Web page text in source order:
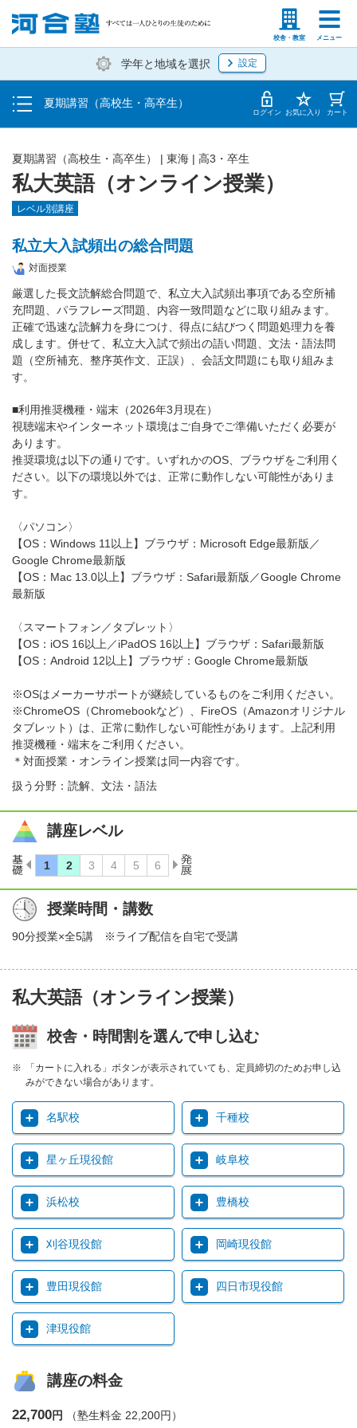
校舎・教室 メニュー
塾生の方 高等学校の先生
学年と地域を選択 設定
夏期講習（高校生・高卒生）
受講料・お申し込み方法
受講開始までの流れ
校舎・教室一覧 ログイン お気に入り カート
私大英語（オンライン授業）
夏期講習（高校生・高卒生） | 東海 | 高3・卒生
レベル別講座
私立大入試頻出の総合問題
対面授業
厳選した長文読解総合問題で、私立大入試頻出事項である空所補
充問題、パラフレーズ問題、内容一致問題などに取り組みます。
正確で迅速な読解力を身につけ、得点に結びつく問題処理力を養
成します。併せて、私立大入試で頻出の語い問題、文法・語法問
題（空所補充、整序英作文、正誤）、会話文問題にも取り組みま
す。
■利用推奨機種・端末（2026年3月現在）
視聴端末やインターネット環境はご自身でご準備いただく必要が
あります。
推奨環境は以下の通りです。いずれかのOS、ブラウザをご利用く
ださい。以下の環境以外では、正常に動作しない可能性がありま
す。
〈パソコン〉
【OS：Windows 11以上】ブラウザ：Microsoft Edge最新版／
Google Chrome最新版
【OS：Mac 13.0以上】ブラウザ：Safari最新版／Google Chrome
最新版
〈スマートフォン／タブレット〉
【OS：iOS 16以上／iPadOS 16以上】ブラウザ：Safari最新版
【OS：Android 12以上】ブラウザ：Google Chrome最新版
※OSはメーカーサポートが継続しているものをご利用ください。
※ChromeOS（Chromebookなど）、FireOS（Amazonオリジナル
タブレット）は、正常に動作しない可能性があります。上記利用
推奨機種・端末をご利用ください。
＊対面授業・オンライン授業は同一内容です。
扱う分野：読解、文法・語法
講座レベル
授業時間・講数
90分授業×全5講 ※ライブ配信を自宅で受講
私大英語（オンライン授業）
校舎・時間割を選んで申し込む
「カートに入れる」ボタンが表示されていても、定員締切のためお申し込
みができない場合があります。
名駅校 千種校
星ヶ丘現役館 岐阜校
浜松校 豊橋校
刈谷現役館 岡崎現役館
豊田現役館 四日市現役館
津現役館
講座の料金
22,700円 （塾生料金 22,200円）